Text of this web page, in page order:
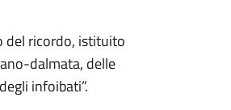
del ricordo, istituito
dalmata, delle
infoibati”.